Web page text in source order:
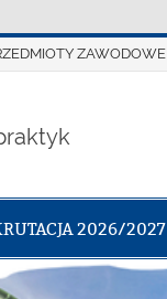
ZAWODOWE
2026/2027